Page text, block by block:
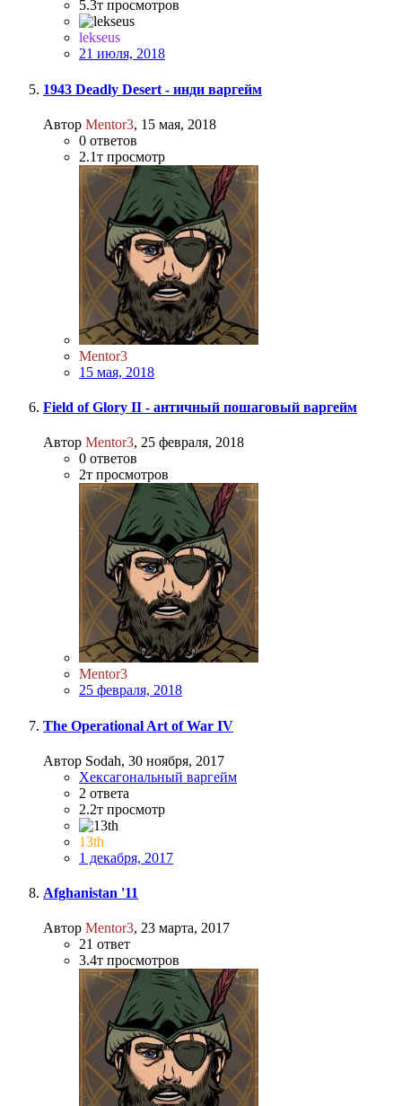
5.3т просмотров
lekseus
21 июля, 2018
1943 Deadly Desert - инди варгейм
Автор Mentor3, 15 мая, 2018
0 ответов
2.1т просмотр
Mentor3
15 мая, 2018
Field of Glory II - античный пошаговый варгейм
Автор Mentor3, 25 февраля, 2018
0 ответов
2т просмотров
Mentor3
25 февраля, 2018
The Operational Art of War IV
Автор Sodah, 30 ноября, 2017
Хексагональный варгейм
2 ответа
2.2т просмотр
13th
1 декабря, 2017
Afghanistan '11
Автор Mentor3, 23 марта, 2017
21 ответ
3.4т просмотров